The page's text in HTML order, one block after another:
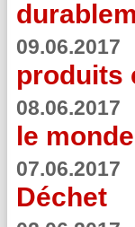
09.06.2017
produits
08.06.2017
le
07.06.2017
Déchet